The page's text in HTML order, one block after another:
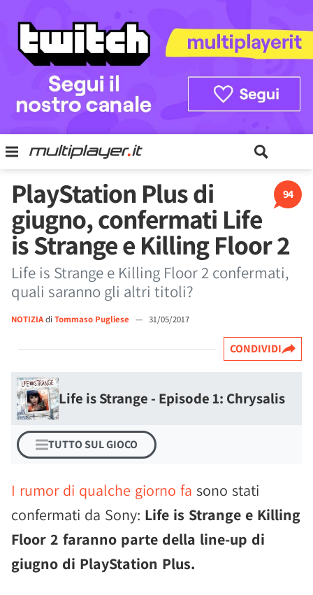
94
PlayStation Plus di
giugno, confermati Life
is Strange e Killing Floor 2
Life is Strange e Killing Floor 2 confermati,
quali saranno gli altri titoli?
NOTIZIAdi Tommaso Pugliese — 31/05/2017
CONDIVIDI
Life is Strange - Episode 1: Chrysalis
TUTTO SUL GIOCO
I rumor di qualche giorno fa sono stati
confermati da Sony: Life is Strange e Killing
Floor 2 faranno parte della line-up di
giugno di PlayStation Plus.